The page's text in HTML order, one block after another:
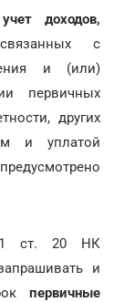
доходов,
с
и (или)
первичных
других
и уплатой
ст. 20 НК
и
первичные